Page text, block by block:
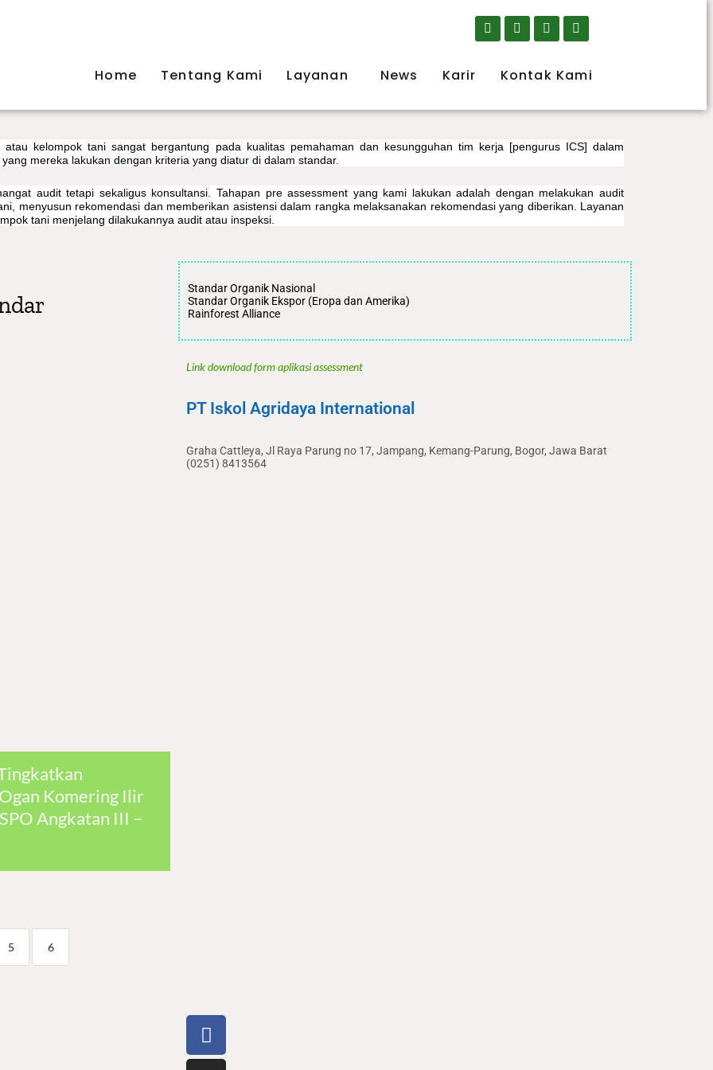
Home Tentang Kami Layanan News Karir Kontak Kami
kelompok tani sangat bergantung pada kualitas pemahaman dan kesungguhan tim kerja [pengurus ICS] dalam
mereka lakukan dengan kriteria yang diatur di dalam standar.
audit tetapi sekaligus konsultansi. Tahapan pre assessment yang kami lakukan adalah dengan melakukan audit
menyusun rekomendasi dan memberikan asistensi dalam rangka melaksanakan rekomendasi yang diberikan. Layanan
tani menjelang dilakukannya audit atau inspeksi.
Standar Organik Nasional
Standar Organik Ekspor (Eropa dan Amerika)
Rainforest Alliance
Link download form aplikasi assessment
Komering Ilir
Angkatan III –
5 6
PT Iskol Agridaya International
Graha Cattleya, Jl Raya Parung no 17, Jampang, Kemang-Parung, Bogor, Jawa Barat
(0251) 8413564